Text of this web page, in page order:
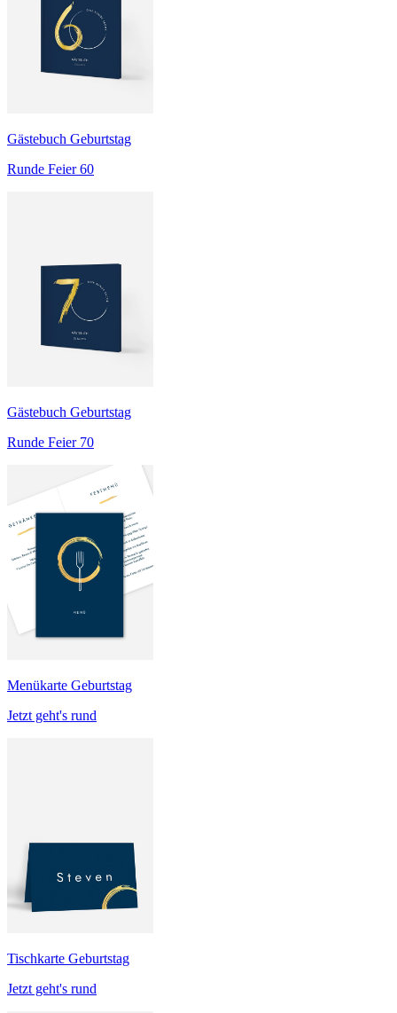
Gästebuch Geburtstag
Runde Feier 60
Gästebuch Geburtstag
Runde Feier 70
Menükarte Geburtstag
Jetzt geht's rund
Tischkarte Geburtstag
Jetzt geht's rund